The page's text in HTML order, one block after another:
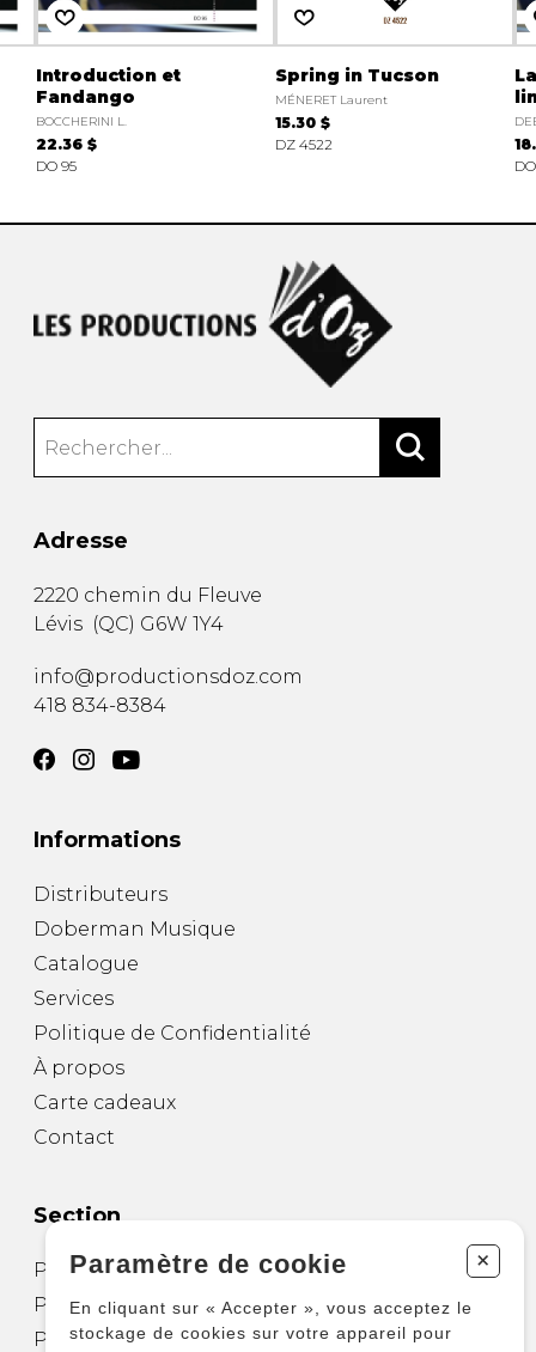
Introduction et
Fandango
BOCCHERINI L.
22.36 $
DO 95
Spring in Tucson
MÉNERET Laurent
15.30 $
DZ 4522
Adresse
2220 chemin du Fleuve
Lévis (QC) G6W 1Y4
info@productionsdoz.com
418 834-8384
Informations
Distributeurs
Doberman Musique
Catalogue
Services
Politique de Confidentialité
À propos
Carte cadeaux
Contact
Section
Partitions pour guitare
Partitions pour autres instruments
Partitions pour ensembles
Paramètre de cookie +
En cliquant sur « Accepter », vous acceptez le
stockage de cookies sur votre appareil pour